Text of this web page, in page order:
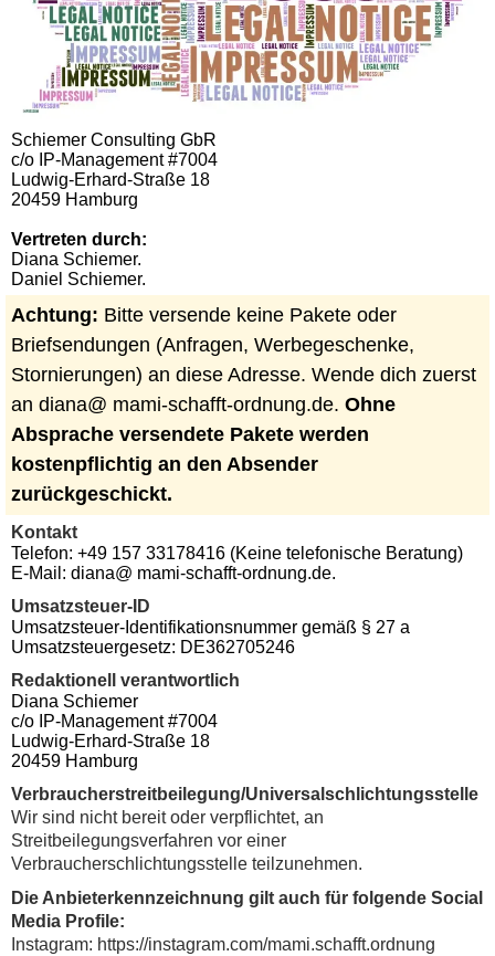
Schiemer Consulting GbR
c/o IP-Management #7004
Ludwig-Erhard-Straße 18
20459 Hamburg
Vertreten durch:
Diana Schiemer.
Daniel Schiemer.
Achtung: Bitte versende keine Pakete oder
Briefsendungen (Anfragen, Werbegeschenke,
Stornierungen) an diese Adresse. Wende dich zuerst
an diana@ mami-schafft-ordnung.de. Ohne
Absprache versendete Pakete werden
kostenpflichtig an den Absender
zurückgeschickt.
Kontakt
Telefon: +49 157 33178416 (Keine telefonische Beratung)
E-Mail: diana@ mami-schafft-ordnung.de.
Umsatzsteuer-ID
Umsatzsteuer-Identifikationsnummer gemäß § 27 a
Umsatzsteuergesetz: DE362705246
Redaktionell verantwortlich
Diana Schiemer
c/o IP-Management #7004
Ludwig-Erhard-Straße 18
20459 Hamburg
Verbraucher­streit­beilegung/Universal­schlichtungs­stelle
Wir sind nicht bereit oder verpflichtet, an
Streitbeilegungsverfahren vor einer
Verbraucherschlichtungsstelle teilzunehmen.
Die Anbieterkennzeichnung gilt auch für folgende Social
Media Profile:
Instagram: https://instagram.com/mami.schafft.ordnung